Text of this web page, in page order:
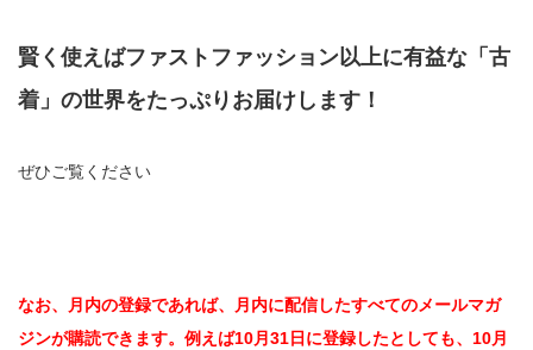
賢く使えばファストファッション以上に有益な「古
着」の世界をたっぷりお届けします！
ぜひご覧ください
なお、月内の登録であれば、月内に配信したすべてのメールマガ
ジンが購読できます。例えば10月31日に登録したとしても、10月